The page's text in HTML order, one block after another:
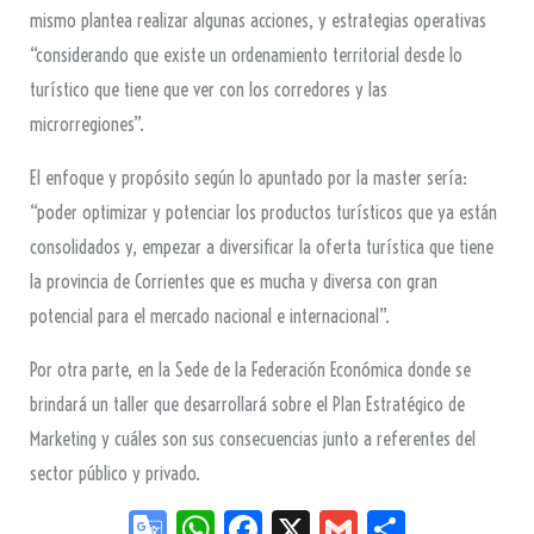
mismo plantea realizar algunas acciones, y estrategias operativas
“considerando que existe un ordenamiento territorial desde lo
turístico que tiene que ver con los corredores y las
microrregiones”.
El enfoque y propósito según lo apuntado por la master sería:
“poder optimizar y potenciar los productos turísticos que ya están
consolidados y, empezar a diversificar la oferta turística que tiene
la provincia de Corrientes que es mucha y diversa con gran
potencial para el mercado nacional e internacional”.
Por otra parte, en la Sede de la Federación Económica donde se
brindará un taller que desarrollará sobre el Plan Estratégico de
Marketing y cuáles son sus consecuencias junto a referentes del
sector público y privado.